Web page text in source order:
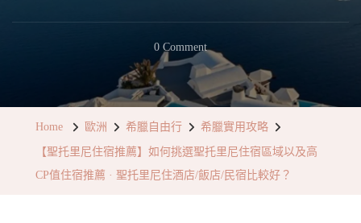
0 CommentOn
【聖
托
Home 歐洲 希臘自由行 希臘實用攻略
【聖托里尼住宿推薦】如何挑選聖托里尼住宿區域以及高
CP值住宿推薦 · 聖托里尼住酒店/飯店/民宿比較好？